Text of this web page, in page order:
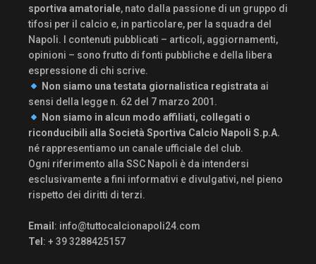
sportiva amatoriale, nato dalla passione di un gruppo di
tifosi per il calcio e, in particolare, per la squadra del
Napoli. I contenuti pubblicati – articoli, aggiornamenti,
opinioni – sono frutto di fonti pubbliche e della libera
espressione di chi scrive.
Non siamo una testata giornalistica registrata ai
sensi della legge n. 62 del 7 marzo 2001.
Non siamo in alcun modo affiliati, collegati o
riconducibili alla Società Sportiva Calcio Napoli S.p.A.
né rappresentiamo un canale ufficiale del club.
Ogni riferimento alla SSC Napoli è da intendersi
esclusivamente a fini informativi e divulgativi, nel pieno
rispetto dei diritti di terzi.
Email : info@tuttocalcionapoli24.com
Tel : + 39 3288425157